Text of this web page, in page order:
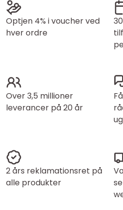
Optjen 4% i voucher ved
hver ordre
Over 3,5 millioner
leverancer på 20 år
2 års reklamationsret på
alle produkter